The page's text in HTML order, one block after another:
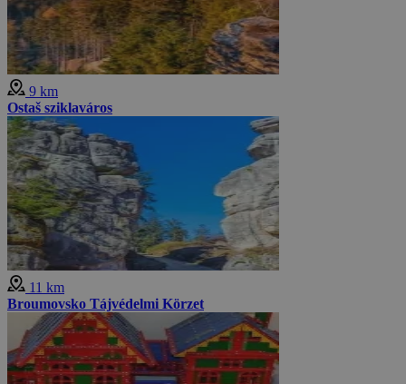
9 km
Ostaš sziklaváros
11 km
Broumovsko Tájvédelmi Körzet